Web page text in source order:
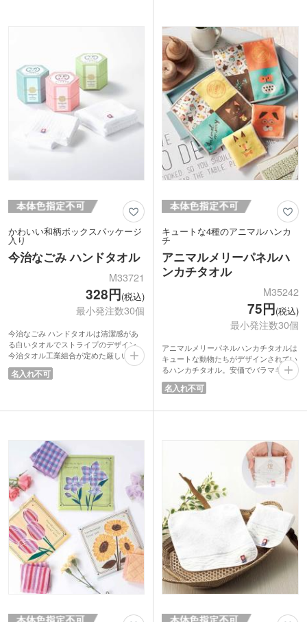
かわいい和柄ボックスパッケージ
入り
今治なごみ ハンドタオル
M33721
328円(税込)
最小発注数30個
今治なごみ ハンドタオルは清潔感があ
る白いタオルでストライプのデザイン。
今治タオル工業組合が定めた厳しい品質
基準に合格した今治タオルブランド認定
マークつきです。品質が高く、吸水性に
クスパッケージ入りで、おめでたいシー
待ができます。
名入れ不可
キュートな4種のアニマルハンカ
チ
アニマルメリーパネルハ
ンカチタオル
M35242
75円(税込)
最小発注数30個
アニマルメリーパネルハンカチタオルは
キュートな動物たちがデザインされてい
るハンカチタオル。安価でバラマキノベ
ルティにおすすめです。パッケージから
可愛いアニマルたちの顔がちらりと覗い
宅展示場の来場記念品など、お子さまに
ってもらえますよ。DMと一緒に郵送も
名入れ不可